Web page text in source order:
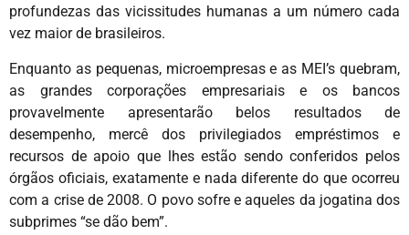
profundezas das vicissitudes humanas a um número cada
vez maior de brasileiros.
Enquanto as pequenas, microempresas e as MEI’s quebram,
as grandes corporações empresariais e os bancos
provavelmente apresentarão belos resultados de
desempenho, mercê dos privilegiados empréstimos e
recursos de apoio que lhes estão sendo conferidos pelos
órgãos oficiais, exatamente e nada diferente do que ocorreu
com a crise de 2008. O povo sofre e aqueles da jogatina dos
subprimes “se dão bem”.